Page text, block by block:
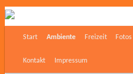
HauptmenüZum Inhalt wechseln
Zum sekundären Inhalt wechseln
Start Ambiente Freizeit Fotos
Kontakt Impressum